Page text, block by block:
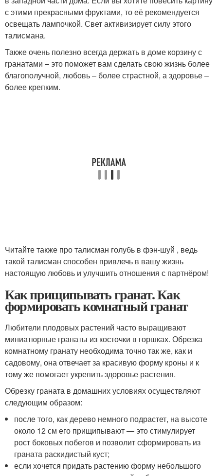
с этими прекрасными фруктами, то её рекомендуется
освещать лампочкой. Свет активизирует силу этого
талисмана.
Также очень полезно всегда держать в доме корзину с
гранатами – это поможет вам сделать свою жизнь более
благополучной, любовь – более страстной, а здоровье –
более крепким.
Читайте также про талисман голубь в фэн-шуй , ведь
такой талисман способен привлечь в вашу жизнь
настоящую любовь и улучшить отношения с партнёром!
Как прищипывать гранат. Как
формировать комнатный гранат
Любители плодовых растений часто выращивают
миниатюрные гранаты из косточки в горшках. Обрезка
комнатному гранату необходима точно так же, как и
садовому, она отвечает за красивую форму кроны и к
тому же помогает укрепить здоровье растения.
Обрезку граната в домашних условиях осуществляют
следующим образом:
после того, как дерево немного подрастет, на высоте
около 12 см его прищипывают — это стимулирует
рост боковых побегов и позволит сформировать из
граната раскидистый куст;
если хочется придать растению форму небольшого